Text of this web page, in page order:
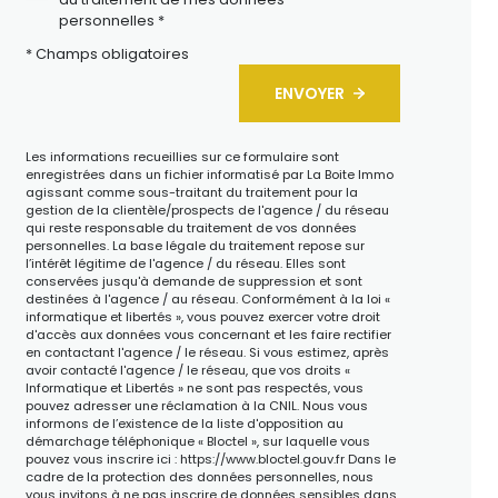
personnelles *
* Champs obligatoires
ENVOYER
Les informations recueillies sur ce formulaire sont
enregistrées dans un fichier informatisé par La Boite Immo
agissant comme sous-traitant du traitement pour la
gestion de la clientèle/prospects de l'agence / du réseau
qui reste responsable du traitement de vos données
personnelles. La base légale du traitement repose sur
l’intérêt légitime de l'agence / du réseau. Elles sont
conservées jusqu'à demande de suppression et sont
destinées à l'agence / au réseau. Conformément à la loi «
informatique et libertés », vous pouvez exercer votre droit
d'accès aux données vous concernant et les faire rectifier
en contactant l'agence / le réseau. Si vous estimez, après
avoir contacté l'agence / le réseau, que vos droits «
Informatique et Libertés » ne sont pas respectés, vous
pouvez adresser une réclamation à la CNIL. Nous vous
informons de l’existence de la liste d'opposition au
démarchage téléphonique « Bloctel », sur laquelle vous
pouvez vous inscrire ici :https://www.bloctel.gouv.frDans le
cadre de la protection des données personnelles, nous
vous invitons à ne pas inscrire de données sensibles dans